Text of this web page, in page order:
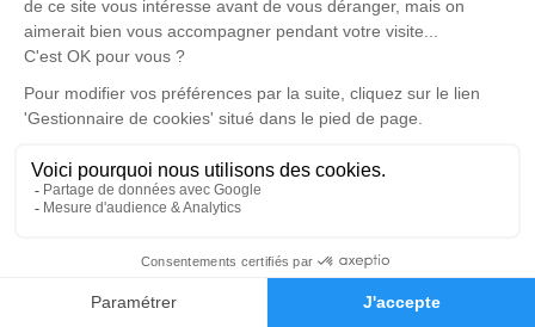
Faire-part Hommages
Cérémonie civile
lundi 23 février 2026 à 15h15
Crématorium de Montauban
100 Route de Saint-Martial
Je rends hommage